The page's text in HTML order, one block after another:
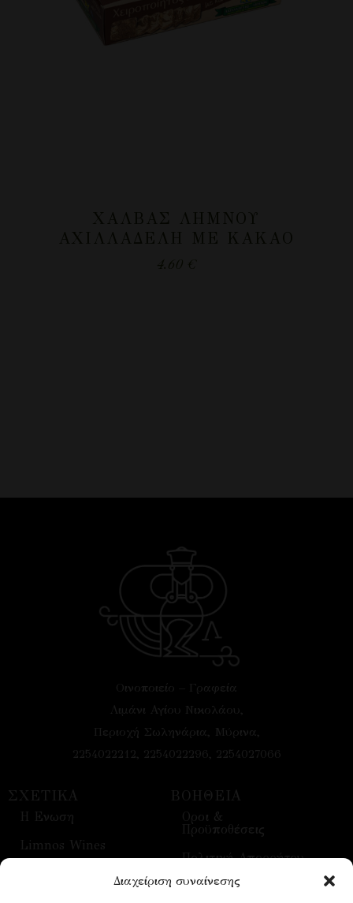
Διαχείριση συναίνεσης
ΧΑΛΒΆΣ ΛΉΜΝΟΥ
ΑΧΙΛΛΑΔΈΛΗ ΜΕ ΚΑΚΆΟ
4.60 €
Οινοποιείο – Γραφεία
Λιμάνι Αγίου Νικολάου,
Περιοχή Σωληνάρια, Μύρινα,
2254022212, 2254022296, 2254027066
ΣΧΕΤΙΚΑ
H Ενωση
Limnos Wines
ΒΟΗΘΕΙΑ
Οροι &
Προϋποθέσεις
Πολιτική Απορρήτου
Τρόποι Αποστολής